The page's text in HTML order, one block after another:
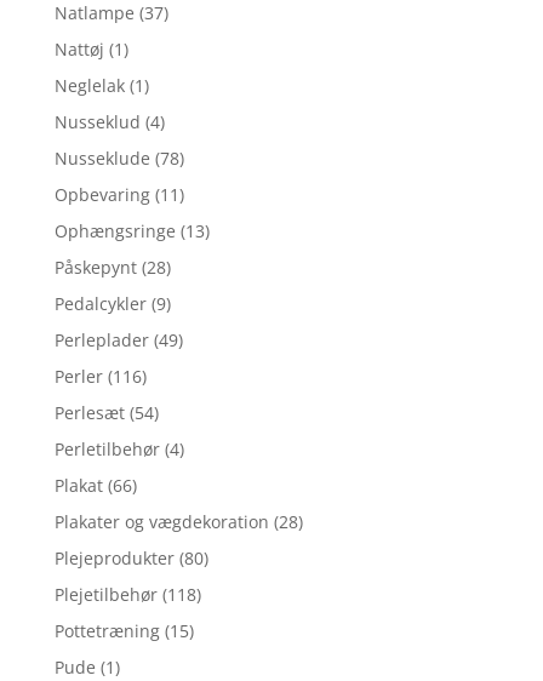
Natlampe (37)
Nattøj (1)
Neglelak (1)
Nusseklud (4)
Nusseklude (78)
Opbevaring (11)
Ophængsringe (13)
Påskepynt (28)
Pedalcykler (9)
Perleplader (49)
Perler (116)
Perlesæt (54)
Perletilbehør (4)
Plakat (66)
Plakater og vægdekoration (28)
Plejeprodukter (80)
Plejetilbehør (118)
Pottetræning (15)
Pude (1)